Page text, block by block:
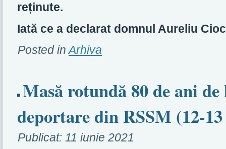
reținute.
Iată ce a declarat domnul Aureliu
Posted in Arhiva
Masă rotundă 80 de ani
deportare din RSSM (12-
Publicat: 11 iunie 2021